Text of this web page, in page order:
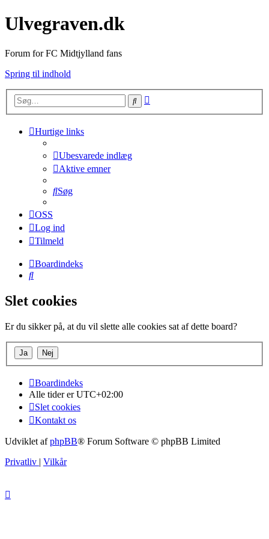
Ulvegraven.dk
Forum for FC Midtjylland fans
Spring til indhold
Søg
Hurtige links
Ubesvarede indlæg
Aktive emner
Søg
OSS
Log ind
Tilmeld
Boardindeks
Søg
Slet cookies
Er du sikker på, at du vil slette alle cookies sat af dette board?
Boardindeks
Alle tider erUTC+02:00
Slet cookies
Kontakt os
Udviklet afphpBB® Forum Software © phpBB Limited
Privatliv | Vilkår